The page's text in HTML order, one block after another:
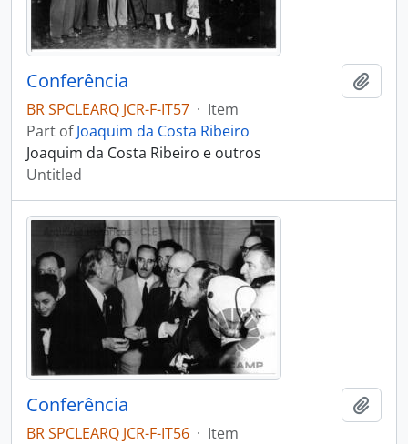
Conferência
BR SPCLEARQ JCR-F-IT57 · Item
Part ofJoaquim da Costa Ribeiro
Joaquim da Costa Ribeiro e outros
Untitled
Conferência
BR SPCLEARQ JCR-F-IT56 · Item